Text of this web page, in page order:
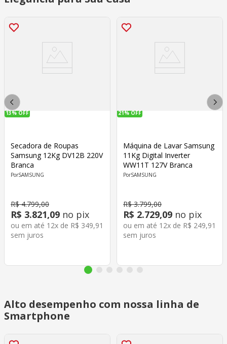
13%OFF
Secadora de Roupas
Samsung 12Kg DV12B 220V
Branca
SAMSUNG
R$ 4.799,00
R$ 3.821,09 no pix
ou em até 12x de R$ 349,91
sem juros
21%OFF
Máquina de Lavar Samsung
11Kg Digital Inverter
WW11T 127V Branca
SAMSUNG
R$ 3.799,00
R$ 2.729,09 no pix
ou em até 12x de R$ 249,91
sem juros
Alto desempenho com nossa linha de
Smartphone